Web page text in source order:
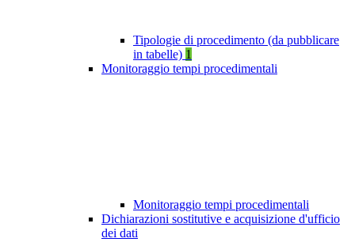
Tipologie di procedimento (da pubblicare
in tabelle) 1
Monitoraggio tempi procedimentali
Monitoraggio tempi procedimentali
Dichiarazioni sostitutive e acquisizione d'ufficio
dei dati